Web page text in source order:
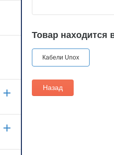
Товар находится
Кабели Unox
Назад